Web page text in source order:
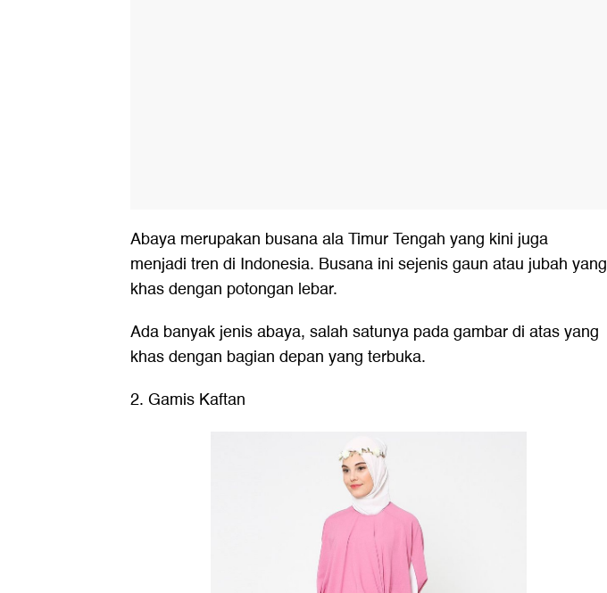
Abaya merupakan busana ala Timur Tengah yang kini juga
menjadi tren di Indonesia. Busana ini sejenis gaun atau jubah yang
khas dengan potongan lebar.
Ada banyak jenis abaya, salah satunya pada gambar di atas yang
khas dengan bagian depan yang terbuka.
2. Gamis Kaftan